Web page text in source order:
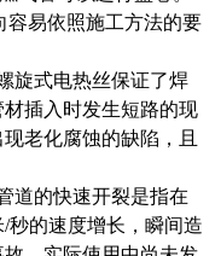
容易依照施工方法的要
旋式电热丝保证了焊
插入时发生短路的现
老化腐蚀的缺陷，且
道的快速开裂是指在
秒的速度增长，瞬间造